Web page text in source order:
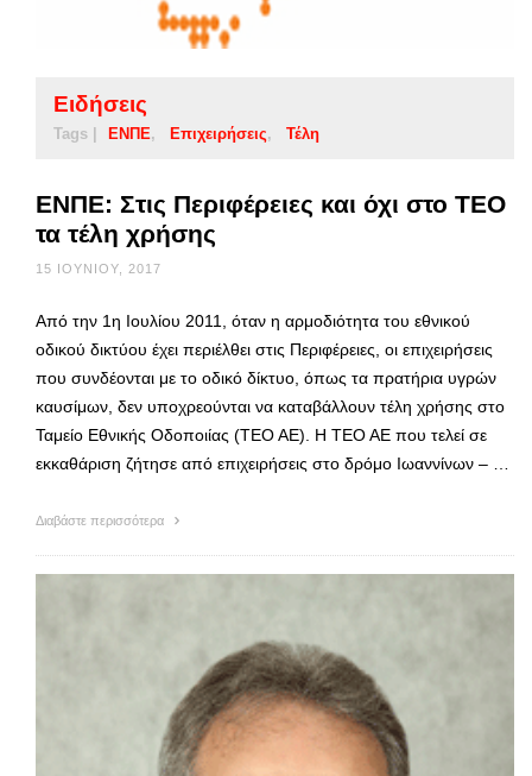
Ειδήσεις
Tags | ΕΝΠΕ Επιχειρήσεις Τέλη
ΕΝΠΕ: Στις Περιφέρειες και όχι στο ΤΕΟ
τα τέλη χρήσης
15 ΙΟΥΝΊΟΥ, 2017
Από την 1η Ιουλίου 2011, όταν η αρμοδιότητα του εθνικού
οδικού δικτύου έχει περιέλθει στις Περιφέρειες, οι επιχειρήσεις
που συνδέονται με το οδικό δίκτυο, όπως τα πρατήρια υγρών
καυσίμων, δεν υποχρεούνται να καταβάλλουν τέλη χρήσης στο
Ταμείο Εθνικής Οδοποιίας (ΤΕΟ ΑΕ). Η ΤΕΟ ΑΕ που τελεί σε
εκκαθάριση ζήτησε από επιχειρήσεις στο δρόμο Ιωαννίνων – …
Διαβάστε περισσότερα